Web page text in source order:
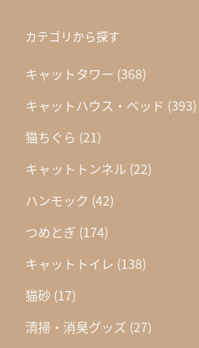
カテゴリから探す
キャットタワー (368)
キャットハウス・ベッド (393)
猫ちぐら (21)
キャットトンネル (22)
ハンモック (42)
つめとぎ (174)
キャットトイレ (138)
猫砂 (17)
清掃・消臭グッズ (27)